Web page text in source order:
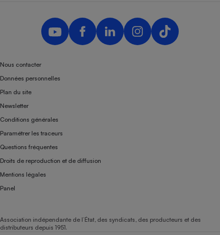
Nous contacter
Données personnelles
Plan du site
Newsletter
Conditions générales
Paramétrer les traceurs
Questions fréquentes
Droits de reproduction et de diffusion
Mentions légales
Panel
Association indépendante de l’État, des syndicats, des producteurs et des
distributeurs depuis 1951.